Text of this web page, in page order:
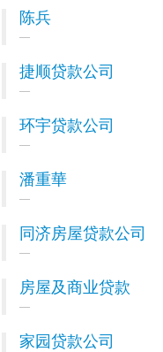
陈兵
捷顺贷款公司
环宇贷款公司
潘重華
同济房屋贷款公司
房屋及商业贷款
家园贷款公司